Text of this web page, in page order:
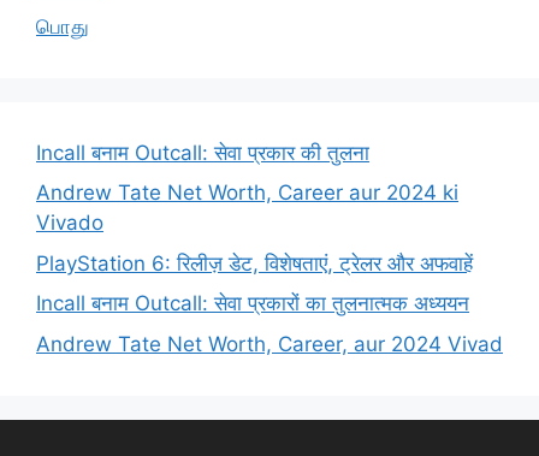
பொது
Incall बनाम Outcall: सेवा प्रकार की तुलना
Andrew Tate Net Worth, Career aur 2024 ki
Vivado
PlayStation 6: रिलीज़ डेट, विशेषताएं, ट्रेलर और अफवाहें
Incall बनाम Outcall: सेवा प्रकारों का तुलनात्मक अध्ययन
Andrew Tate Net Worth, Career, aur 2024 Vivad